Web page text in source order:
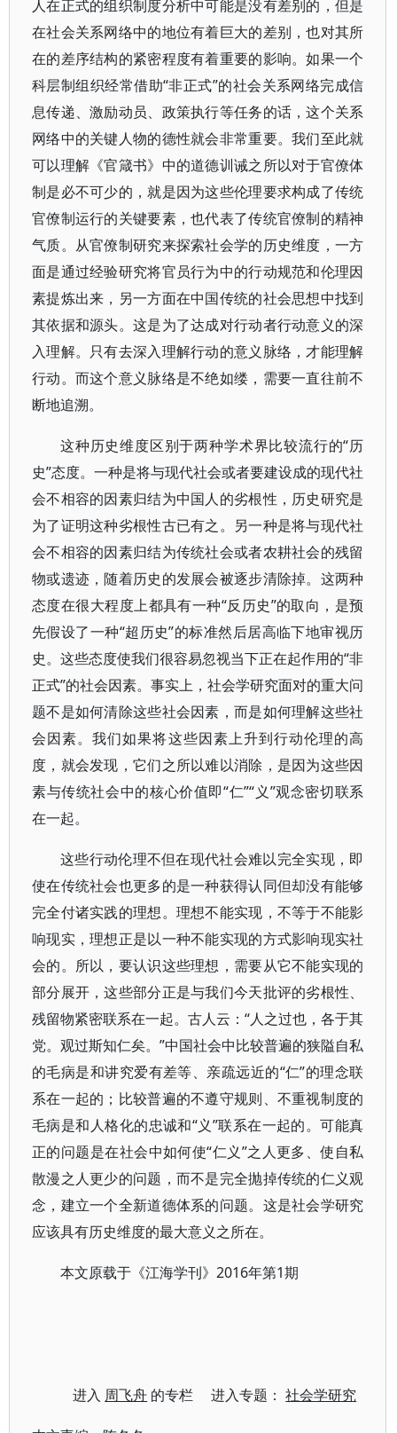
人在正式的组织制度分析中可能是没有差别的，但是
在社会关系网络中的地位有着巨大的差别，也对其所
在的差序结构的紧密程度有着重要的影响。如果一个
科层制组织经常借助“非正式”的社会关系网络完成信
息传递、激励动员、政策执行等任务的话，这个关系
网络中的关键人物的德性就会非常重要。我们至此就
可以理解《官箴书》中的道德训诫之所以对于官僚体
制是必不可少的，就是因为这些伦理要求构成了传统
官僚制运行的关键要素，也代表了传统官僚制的精神
气质。从官僚制研究来探索社会学的历史维度，一方
面是通过经验研究将官员行为中的行动规范和伦理因
素提炼出来，另一方面在中国传统的社会思想中找到
其依据和源头。这是为了达成对行动者行动意义的深
入理解。只有去深入理解行动的意义脉络，才能理解
行动。而这个意义脉络是不绝如缕，需要一直往前不
断地追溯。
这种历史维度区别于两种学术界比较流行的“历
史”态度。一种是将与现代社会或者要建设成的现代社
会不相容的因素归结为中国人的劣根性，历史研究是
为了证明这种劣根性古已有之。另一种是将与现代社
会不相容的因素归结为传统社会或者农耕社会的残留
物或遗迹，随着历史的发展会被逐步清除掉。这两种
态度在很大程度上都具有一种“反历史”的取向，是预
先假设了一种“超历史”的标准然后居高临下地审视历
史。这些态度使我们很容易忽视当下正在起作用的“非
正式”的社会因素。事实上，社会学研究面对的重大问
题不是如何清除这些社会因素，而是如何理解这些社
会因素。我们如果将这些因素上升到行动伦理的高
度，就会发现，它们之所以难以消除，是因为这些因
素与传统社会中的核心价值即“仁”“义”观念密切联系
在一起。
这些行动伦理不但在现代社会难以完全实现，即
使在传统社会也更多的是一种获得认同但却没有能够
完全付诸实践的理想。理想不能实现，不等于不能影
响现实，理想正是以一种不能实现的方式影响现实社
会的。所以，要认识这些理想，需要从它不能实现的
部分展开，这些部分正是与我们今天批评的劣根性、
残留物紧密联系在一起。古人云：“人之过也，各于其
党。观过斯知仁矣。”中国社会中比较普遍的狭隘自私
的毛病是和讲究爱有差等、亲疏远近的“仁”的理念联
系在一起的；比较普遍的不遵守规则、不重视制度的
毛病是和人格化的忠诚和“义”联系在一起的。可能真
正的问题是在社会中如何使“仁义”之人更多、使自私
散漫之人更少的问题，而不是完全抛掉传统的仁义观
念，建立一个全新道德体系的问题。这是社会学研究
应该具有历史维度的最大意义之所在。
本文原载于《江海学刊》2016年第1期
进入 周飞舟 的专栏 进入专题：社会学研究